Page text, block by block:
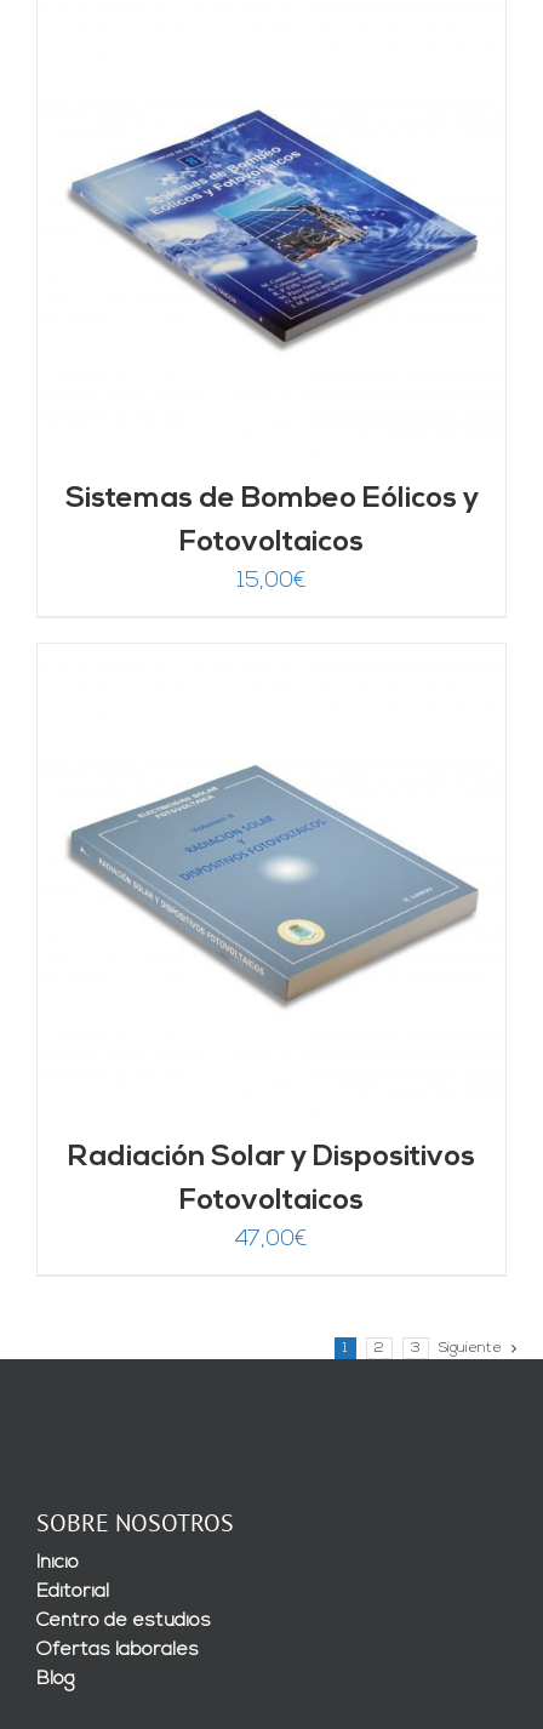
Sistemas de Bombeo Eólicos y
Fotovoltaicos
15,00€
Radiación Solar y Dispositivos
Fotovoltaicos
47,00€
1 2 3 Siguiente
SOBRE NOSOTROS
Inicio
Editorial
Centro de estudios
Ofertas laborales
Blog